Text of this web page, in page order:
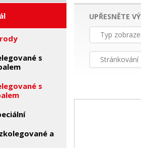
s
s
a
UPŘESNĚTE
Typ
Stránkování